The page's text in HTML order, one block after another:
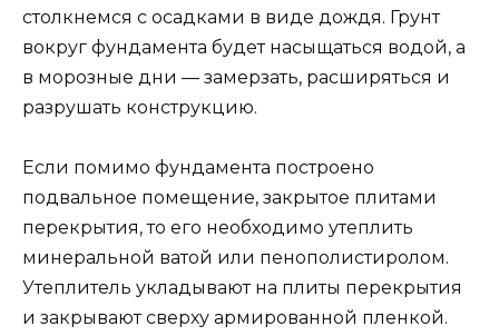
столкнемся с осадками в виде дождя. Грунт
вокруг фундамента будет насыщаться водой, а
в морозные дни — замерзать, расширяться и
разрушать конструкцию.
Если помимо фундамента построено
подвальное помещение, закрытое плитами
перекрытия, то его необходимо утеплить
минеральной ватой или пенополистиролом.
Утеплитель укладывают на плиты перекрытия
и закрывают сверху армированной пленкой.